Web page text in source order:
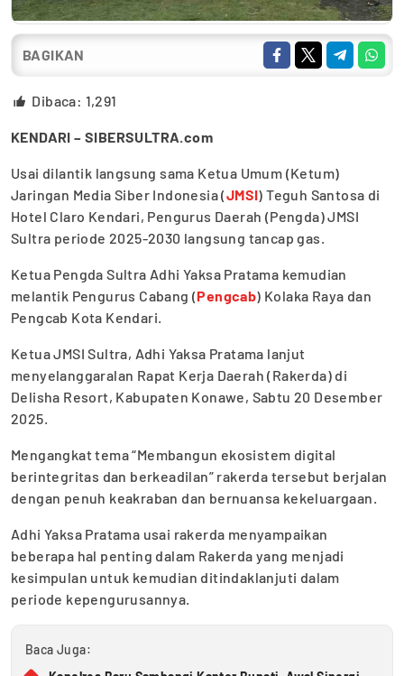
BAGIKAN
Dibaca: 1,291
KENDARI – SIBERSULTRA.com
Usai dilantik langsung sama Ketua Umum (Ketum)
Jaringan Media Siber Indonesia (JMSI) Teguh Santosa di
Hotel Claro Kendari, Pengurus Daerah (Pengda) JMSI
Sultra periode 2025-2030 langsung tancap gas.
Ketua Pengda Sultra Adhi Yaksa Pratama kemudian
melantik Pengurus Cabang (Pengcab) Kolaka Raya dan
Pengcab Kota Kendari.
Ketua JMSI Sultra, Adhi Yaksa Pratama lanjut
menyelanggaralan Rapat Kerja Daerah (Rakerda) di
Delisha Resort, Kabupaten Konawe, Sabtu 20 Desember
2025.
Mengangkat tema “Membangun ekosistem digital
berintegritas dan berkeadilan” rakerda tersebut berjalan
dengan penuh keakraban dan bernuansa kekeluargaan.
Adhi Yaksa Pratama usai rakerda menyampaikan
beberapa hal penting dalam Rakerda yang menjadi
kesimpulan untuk kemudian ditindaklanjuti dalam
periode kepengurusannya.
Baca Juga: